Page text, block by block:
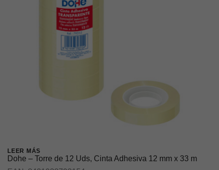
LEER MÁS
Dohe – Torre de 12 Uds, Cinta Adhesiva 12 mm x 33 m